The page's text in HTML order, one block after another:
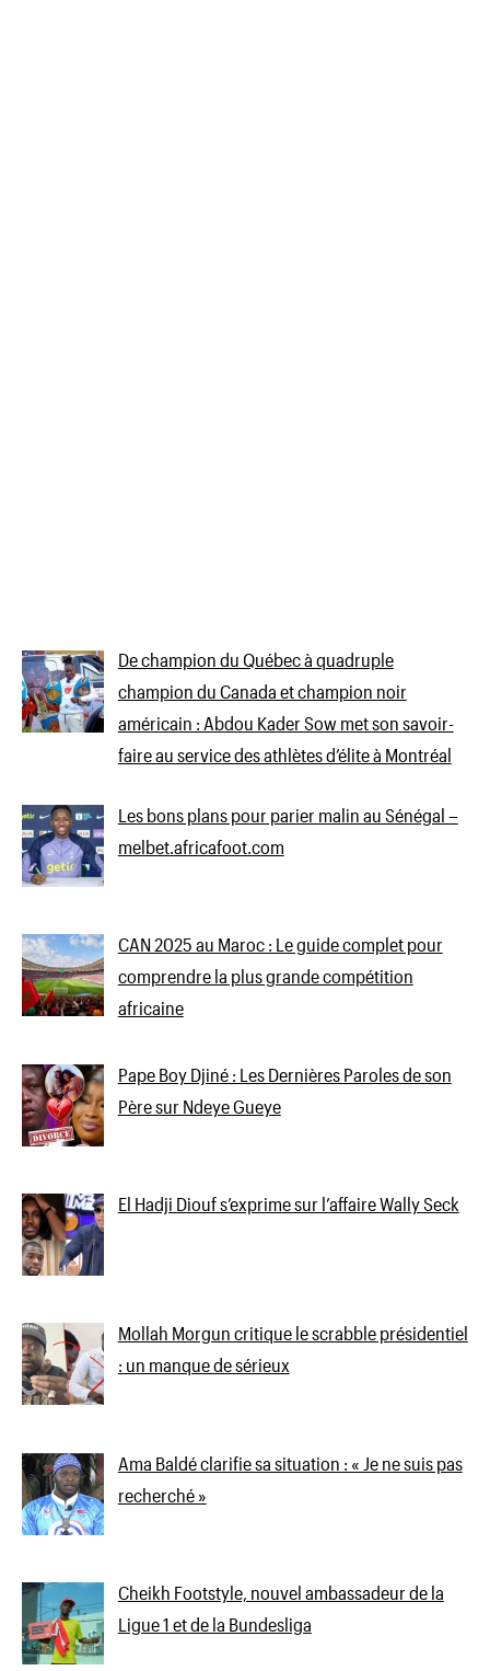
De champion du Québec à quadruple
champion du Canada et champion noir
américain : Abdou Kader Sow met son savoir-
faire au service des athlètes d’élite à Montréal
Les bons plans pour parier malin au Sénégal –
melbet.africafoot.com
CAN 2025 au Maroc : Le guide complet pour
comprendre la plus grande compétition
africaine
Pape Boy Djiné : Les Dernières Paroles de son
Père sur Ndeye Gueye
El Hadji Diouf s’exprime sur l’affaire Wally Seck
Mollah Morgun critique le scrabble présidentiel
: un manque de sérieux
Ama Baldé clarifie sa situation : « Je ne suis pas
recherché »
Cheikh Footstyle, nouvel ambassadeur de la
Ligue 1 et de la Bundesliga